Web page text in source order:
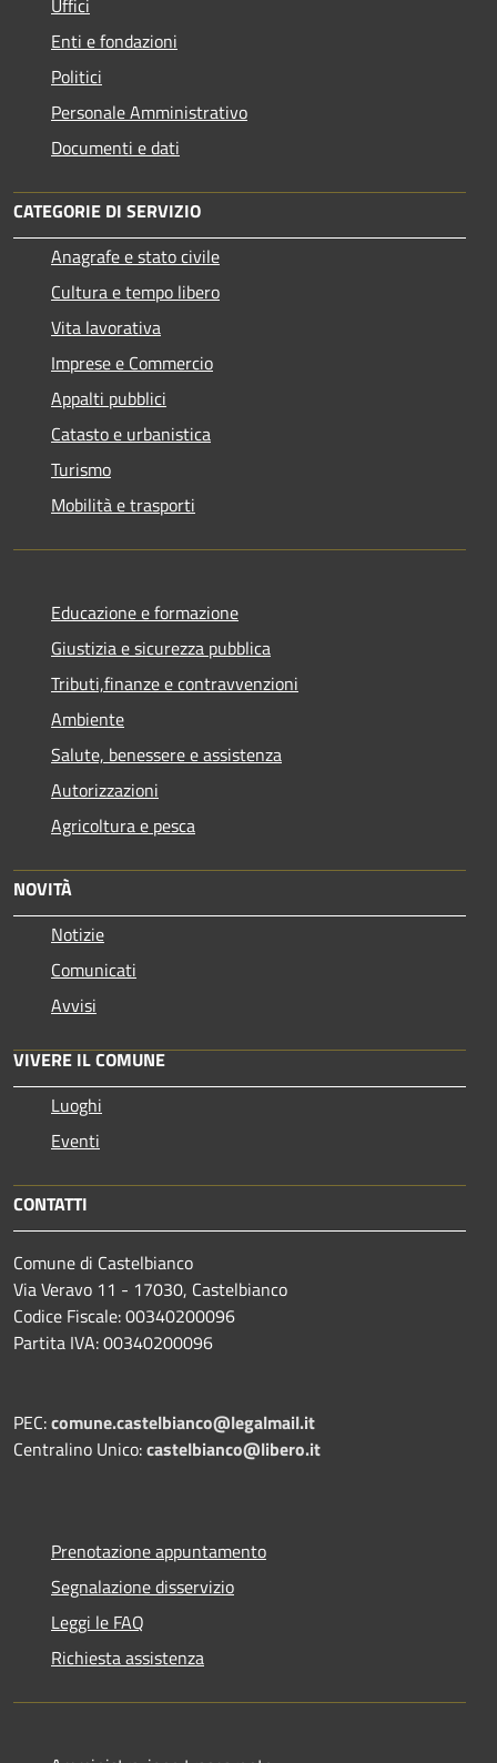
Uffici
Enti e fondazioni
Politici
Personale Amministrativo
Documenti e dati
CATEGORIE DI SERVIZIO
Anagrafe e stato civile
Cultura e tempo libero
Vita lavorativa
Imprese e Commercio
Appalti pubblici
Catasto e urbanistica
Turismo
Mobilità e trasporti
Educazione e formazione
Giustizia e sicurezza pubblica
Tributi,finanze e contravvenzioni
Ambiente
Salute, benessere e assistenza
Autorizzazioni
Agricoltura e pesca
NOVITÀ
Notizie
Comunicati
Avvisi
VIVERE IL COMUNE
Luoghi
Eventi
CONTATTI
Comune di Castelbianco
Via Veravo 11 - 17030, Castelbianco
Codice Fiscale: 00340200096
Partita IVA: 00340200096
PEC:comune.castelbianco@legalmail.it
Centralino Unico:castelbianco@libero.it
Prenotazione appuntamento
Segnalazione disservizio
Leggi le FAQ
Richiesta assistenza